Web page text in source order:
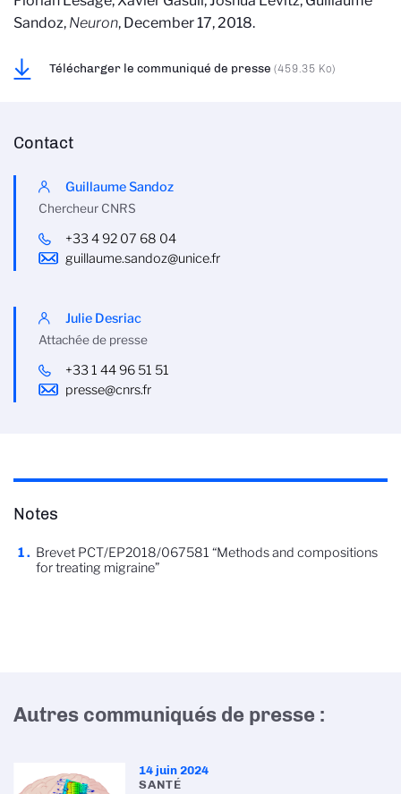
Sandoz, Neuron, December 17, 2018.
Télécharger le communiqué de presse (459.35 Ko)
Contact
Guillaume Sandoz
Chercheur CNRS
+33 4 92 07 68 04
guillaume.sandoz@unice.fr
Julie Desriac
Attachée de presse
+33 1 44 96 51 51
presse@cnrs.fr
Notes
Brevet PCT/EP2018/067581 “Methods and compositions
for treating migraine”
Autres communiqués de presse :
14 juin 2024
SANTÉ